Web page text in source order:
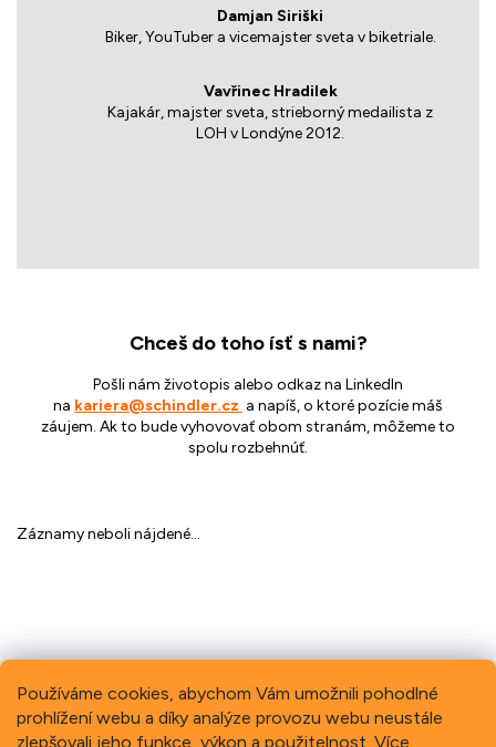
Používáme cookies, abychom Vám umožnili pohodlné
prohlížení webu a díky analýze provozu webu neustále
zlepšovali jeho funkce, výkon a použitelnost. Více
Damjan Siriški
Biker, YouTuber a vicemajster sveta v biketriale.
Vavřinec Hradilek
Kajakár, majster sveta, strieborný medailista z
LOH v Londýne 2012.
Chceš do toho ísť s nami?
Pošli nám životopis alebo odkaz na LinkedIn
na kariera@schindler.cz a napíš, o ktoré pozície máš
záujem. Ak to bude vyhovovať obom stranám, môžeme to
spolu rozbehnúť.
Záznamy neboli nájdené...
Previous